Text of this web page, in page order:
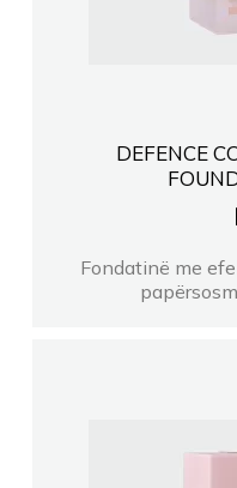
DEFENCE
Fondatinë me